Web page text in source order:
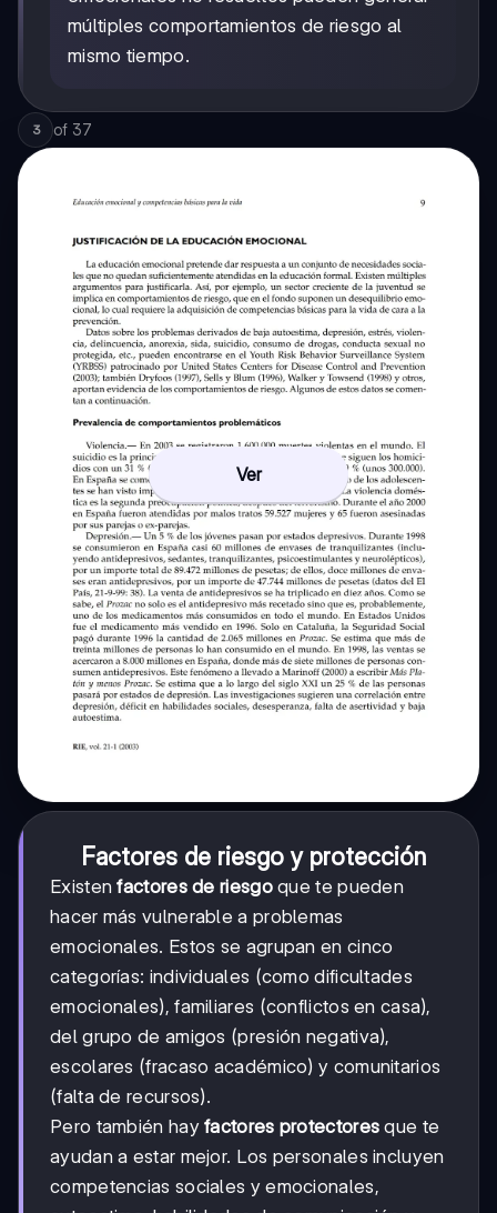
múltiples comportamientos de riesgo al
mismo tiempo.
3 of 37
Ver
Factores de riesgo y protección
Existenfactores de riesgoque te pueden
hacer más vulnerable a problemas
emocionales. Estos se agrupan en cinco
categorías: individuales (como dificultades
emocionales), familiares (conflictos en casa),
del grupo de amigos (presión negativa),
escolares (fracaso académico) y comunitarios
(falta de recursos).
Pero también hayfactores protectores que te
ayudan a estar mejor. Los personales incluyen
competencias sociales y emocionales,